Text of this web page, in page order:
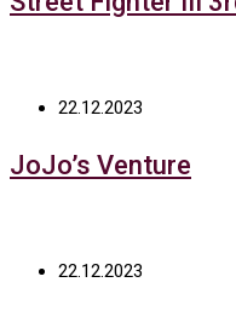
22.12.2023
JoJo’s Venture
22.12.2023